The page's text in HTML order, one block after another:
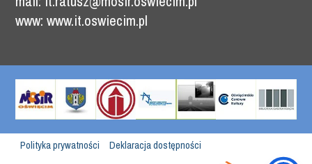
www: www.it.oswiecim.pl
Polityka prywatności Deklaracja dostępności